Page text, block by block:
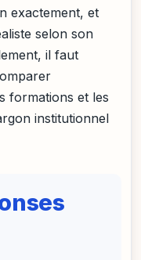
exactement, et
selon son
il faut
formations et les
institutionnel